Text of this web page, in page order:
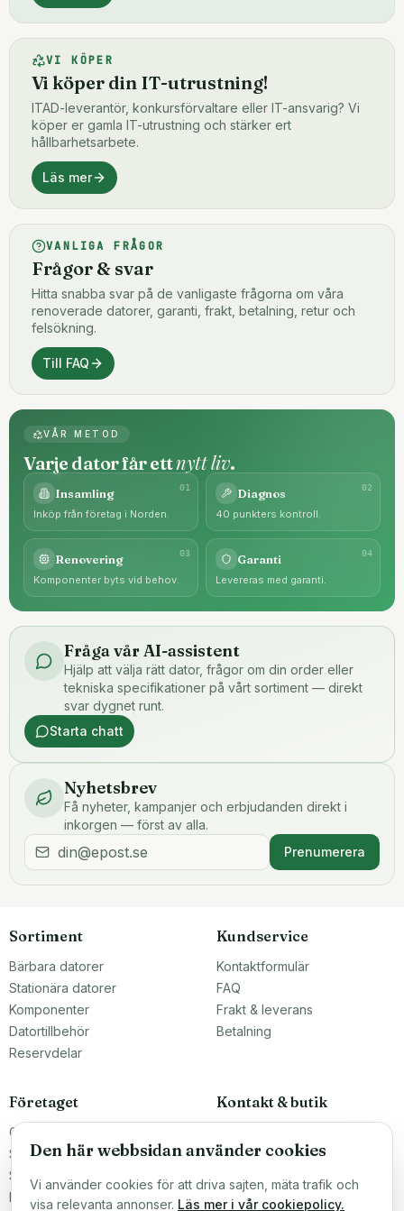
VI KÖPER
Vi köper din IT-utrustning!
ITAD-leverantör, konkursförvaltare eller IT-ansvarig? Vi
köper er gamla IT-utrustning och stärker ert
hållbarhetsarbete.
Läs mer
VANLIGA FRÅGOR
Frågor & svar
Hitta snabba svar på de vanligaste frågorna om våra
renoverade datorer, garanti, frakt, betalning, retur och
felsökning.
Till FAQ
VÅR METOD
Varje dator får ettnytt liv.
01
Insamling
Inköp från företag i Norden.
02
Diagnos
40 punkters kontroll.
03
Renovering
Komponenter byts vid behov.
04
Garanti
Levereras med garanti.
Fråga vår AI-assistent
Hjälp att välja rätt dator, frågor om din order eller
tekniska specifikationer på vårt sortiment — direkt
svar dygnet runt.
Starta chatt
Nyhetsbrev
Få nyheter, kampanjer och erbjudanden direkt i
inkorgen — först av alla.
Prenumerera
Sortiment
Bärbara datorer
Stationära datorer
Komponenter
Datortillbehör
Reservdelar
Kundservice
Kontaktformulär
FAQ
Frakt & leverans
Betalning
Företaget
Om oss
Större inköp?
Sälj till oss
Köpvillkor
Kontakt & butik
Malmö, Sverige
ÖPPETTIDER
Den här webbsidan använder cookies
Vi använder cookies för att driva sajten, mäta trafik och
visa relevanta annonser. Läs mer i vår cookiepolicy.